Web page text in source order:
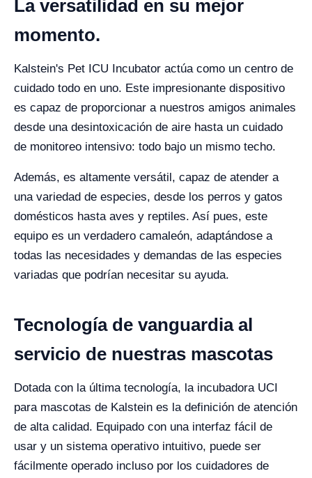
La versatilidad en su mejor
momento.
Kalstein's Pet ICU Incubator actúa como un centro de
cuidado todo en uno. Este impresionante dispositivo
es capaz de proporcionar a nuestros amigos animales
desde una desintoxicación de aire hasta un cuidado
de monitoreo intensivo: todo bajo un mismo techo.
Además, es altamente versátil, capaz de atender a
una variedad de especies, desde los perros y gatos
domésticos hasta aves y reptiles. Así pues, este
equipo es un verdadero camaleón, adaptándose a
todas las necesidades y demandas de las especies
variadas que podrían necesitar su ayuda.
Tecnología de vanguardia al
servicio de nuestras mascotas
Dotada con la última tecnología, la incubadora UCI
para mascotas de Kalstein es la definición de atención
de alta calidad. Equipado con una interfaz fácil de
usar y un sistema operativo intuitivo, puede ser
fácilmente operado incluso por los cuidadores de